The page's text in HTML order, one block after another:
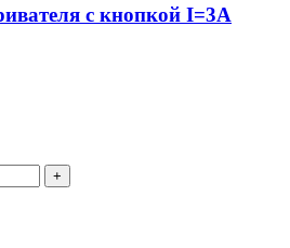
с кнопкой I=3А